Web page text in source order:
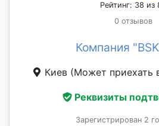
Рейтинг: 38 из
0 отзывов
Компания
Киев (Может приехать
Реквизиты
Зарегистрирован 2